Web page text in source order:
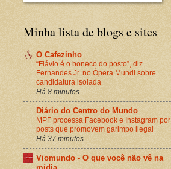
Minha lista de blogs e sites
O Cafezinho
“Flávio é o boneco do posto”, diz
Fernandes Jr. no Ópera Mundi sobre
candidatura isolada
Há 8 minutos
Diário do Centro do Mundo
MPF processa Facebook e Instagram por
posts que promovem garimpo ilegal
Há 37 minutos
Viomundo - O que você não vê na
mídia